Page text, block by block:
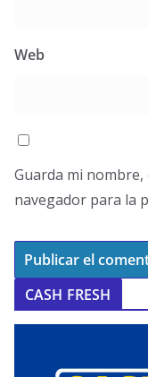
Web
Guarda mi
navegador para la
CASH FRESH